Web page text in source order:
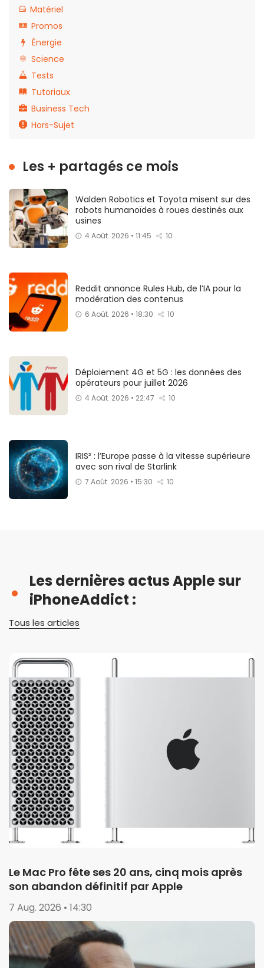
Matériel
Promos
Énergie
Science
Tests
Tutoriaux
Business Tech
Hors-Sujet
Les + partagés ce mois
Walden Robotics et Toyota misent sur des
robots humanoïdes à roues destinés aux
usines
4 Août. 2026 • 11:45 10
Reddit annonce Rules Hub, de l’IA pour la
modération des contenus
6 Août. 2026 • 18:30 10
Déploiement 4G et 5G : les données des
opérateurs pour juillet 2026
4 Août. 2026 • 22:47 10
IRIS² : l’Europe passe à la vitesse supérieure
avec son rival de Starlink
7 Août. 2026 • 15:30 10
Les dernières actus Apple sur
iPhoneAddict :
Tous les articles
Le Mac Pro fête ses 20 ans, cinq mois après
son abandon définitif par Apple
7 Aug. 2026 • 14:30